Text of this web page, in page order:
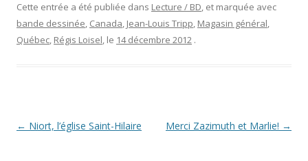
Cette entrée a été publiée dans Lecture / BD, et marquée avec
bande dessinée, Canada, Jean-Louis Tripp, Magasin général,
Québec, Régis Loisel, le 14 décembre 2012 .
Navigation
← Niort, l’église Saint-Hilaire Merci Zazimuth et Marlie! →